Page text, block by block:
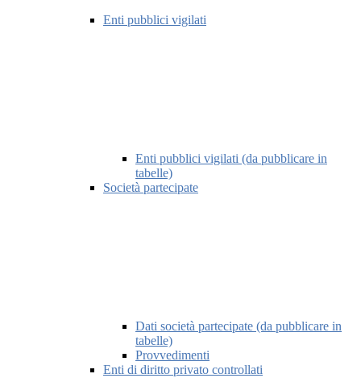
Enti pubblici vigilati
Enti pubblici vigilati (da pubblicare in
tabelle)
Società partecipate
Dati società partecipate (da pubblicare in
tabelle)
Provvedimenti
Enti di diritto privato controllati